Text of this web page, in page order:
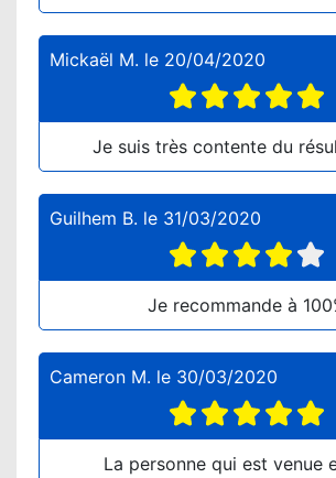
Mickaël M. le 20/04/2020
Je suis très contente du
Guilhem B. le 31/03/2020
Je recommande à
Cameron M. le 30/03/2020
La personne qui est venue